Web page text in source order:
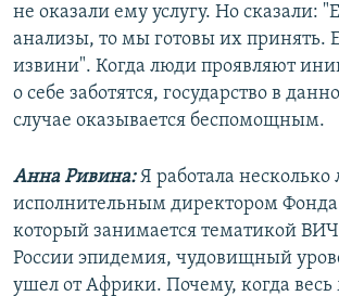
не оказали ему услугу. Но сказали:
анализы, то мы готовы их принять.
извини". Когда люди проявляют
о себе заботятся, государство в
случае оказывается беспомощным.
Анна Ривина:Я работала несколько
исполнительным директором
который занимается тематикой
России эпидемия, чудовищный
ушел от Африки. Почему, когда весь